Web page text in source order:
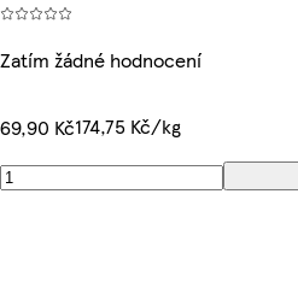
Zatím žádné hodnocení
69,90 Kč174,75 Kč/kg